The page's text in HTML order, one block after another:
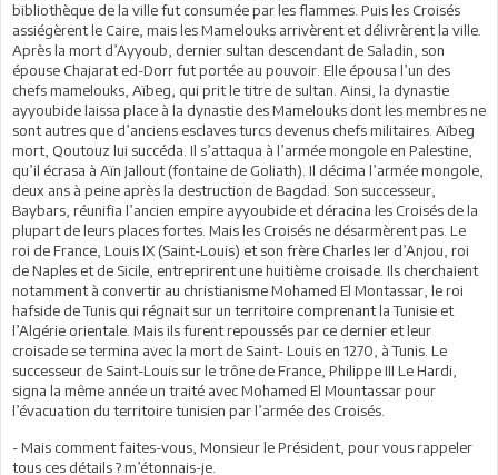
bibliothèque de la ville fut consumée par les flammes. Puis les Croisés
assiégèrent le Caire, mais les Mamelouks arrivèrent et délivrèrent la ville.
Après la mort d’Ayyoub, dernier sultan descendant de Saladin, son
épouse Chajarat ed-Dorr fut portée au pouvoir. Elle épousa l’un des
chefs mamelouks, Aïbeg, qui prit le titre de sultan. Ainsi, la dynastie
ayyoubide laissa place à la dynastie des Mamelouks dont les membres ne
sont autres que d’anciens esclaves turcs devenus chefs militaires. Aïbeg
mort, Qoutouz lui succéda. Il s’attaqua à l’armée mongole en Palestine,
qu’il écrasa à Aïn Jallout (fontaine de Goliath). Il décima l’armée mongole,
deux ans à peine après la destruction de Bagdad. Son successeur,
Baybars, réunifia l’ancien empire ayyoubide et déracina les Croisés de la
plupart de leurs places fortes. Mais les Croisés ne désarmèrent pas. Le
roi de France, Louis IX (Saint-Louis) et son frère Charles Ier d’Anjou, roi
de Naples et de Sicile, entreprirent une huitième croisade. Ils cherchaient
notamment à convertir au christianisme Mohamed El Montassar, le roi
hafside de Tunis qui régnait sur un territoire comprenant la Tunisie et
l’Algérie orientale. Mais ils furent repoussés par ce dernier et leur
croisade se termina avec la mort de Saint- Louis en 1270, à Tunis. Le
successeur de Saint-Louis sur le trône de France, Philippe III Le Hardi,
signa la même année un traité avec Mohamed El Mountassar pour
l’évacuation du territoire tunisien par l’armée des Croisés.
- Mais comment faites-vous, Monsieur le Président, pour vous rappeler
tous ces détails ? m’étonnais-je.